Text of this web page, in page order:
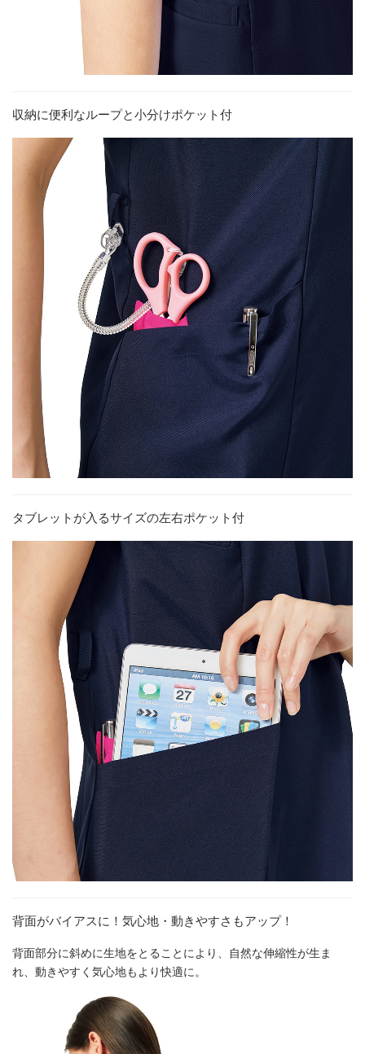
収納に便利なループと小分けポケット付
タブレットが入るサイズの左右ポケット付
背面がバイアスに！気心地・動きやすさもアップ！
背面部分に斜めに生地をとることにより、自然な伸縮性が生ま
れ、動きやすく気心地もより快適に。